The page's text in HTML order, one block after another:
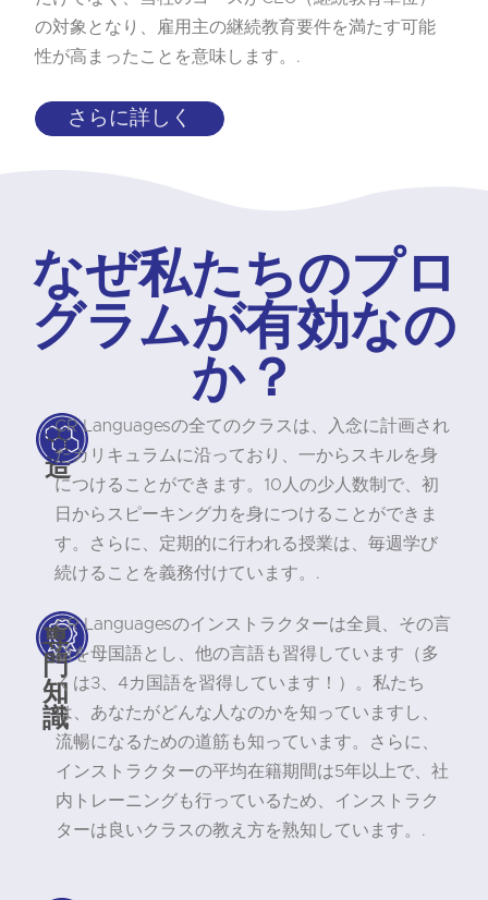
の対象となり、雇用主の継続教育要件を満たす可能
性が高まったことを意味します。.
さらに詳しく
なぜ私たちのプロ
グラムが有効なの
か？
構
造
CR Languagesの全てのクラスは、入念に計画され
たカリキュラムに沿っており、一からスキルを身
につけることができます。10人の少人数制で、初
日からスピーキング力を身につけることができま
す。さらに、定期的に行われる授業は、毎週学び
続けることを義務付けています。.
専
門
知
識
CR Languagesのインストラクターは全員、その言
語を母国語とし、他の言語も習得しています（多
くは3、4カ国語を習得しています！）。私たち
は、あなたがどんな人なのかを知っていますし、
流暢になるための道筋も知っています。さらに、
インストラクターの平均在籍期間は5年以上で、社
内トレーニングも行っているため、インストラク
ターは良いクラスの教え方を熟知しています。.